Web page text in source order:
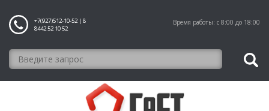
+7(927)512-10-52 | 8
8442 52 10 52
Время работы: с 8:00 до 18:00